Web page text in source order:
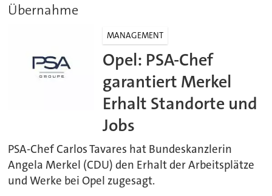
Übernahme
MANAGEMENT
Opel: PSA-Chef
garantiert Merkel
Erhalt Standorte und
Jobs
PSA-Chef Carlos Tavares hat Bundeskanzlerin
Angela Merkel (CDU) den Erhalt der Arbeitsplätze
und Werke bei Opel zugesagt.